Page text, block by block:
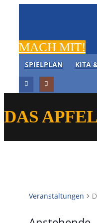
MACH MIT!
SPIELPLAN KITA
DAS
Veranstaltungen